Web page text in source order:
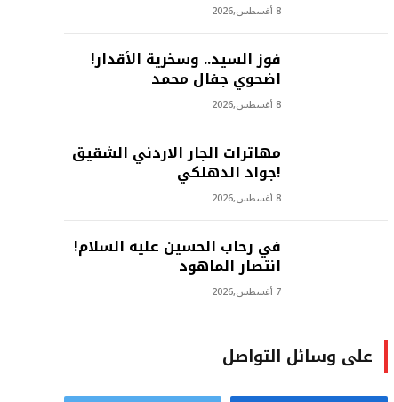
8 أغسطس,2026
فوز السيد.. وسخرية الأقدار!
اضحوي جفال محمد
8 أغسطس,2026
مهاترات الجار الاردني الشقيق
!جواد الدهلكي
8 أغسطس,2026
في رحاب الحسين عليه السلام!
انتصار الماهود
7 أغسطس,2026
على وسائل التواصل